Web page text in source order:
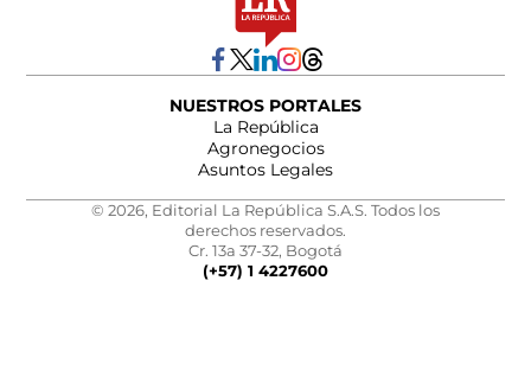
NUESTROS PORTALES
La República
Agronegocios
Asuntos Legales
© 2026, Editorial La República S.A.S. Todos los
derechos reservados.
Cr. 13a 37-32, Bogotá
(+57) 1 4227600